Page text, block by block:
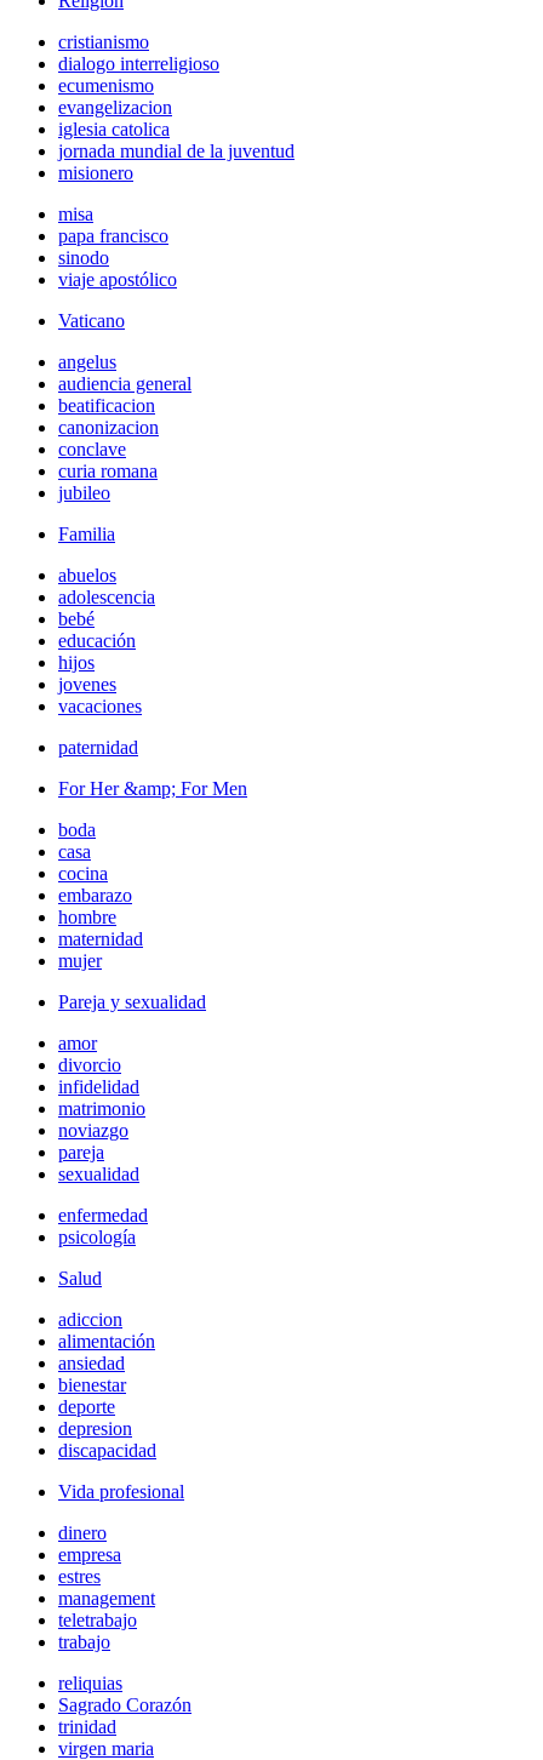
cristianismo
dialogo interreligioso
ecumenismo
evangelizacion
iglesia catolica
jornada mundial de la juventud
misionero
misa
papa francisco
sinodo
viaje apostólico
Vaticano
angelus
audiencia general
beatificacion
canonizacion
conclave
curia romana
jubileo
Familia
abuelos
adolescencia
bebé
educación
hijos
jovenes
vacaciones
paternidad
For Her &amp; For Men
boda
casa
cocina
embarazo
hombre
maternidad
mujer
Pareja y sexualidad
amor
divorcio
infidelidad
matrimonio
noviazgo
pareja
sexualidad
enfermedad
psicología
Salud
adiccion
alimentación
ansiedad
bienestar
deporte
depresion
discapacidad
Vida profesional
dinero
empresa
estres
management
teletrabajo
trabajo
reliquias
Sagrado Corazón
trinidad
virgen maria